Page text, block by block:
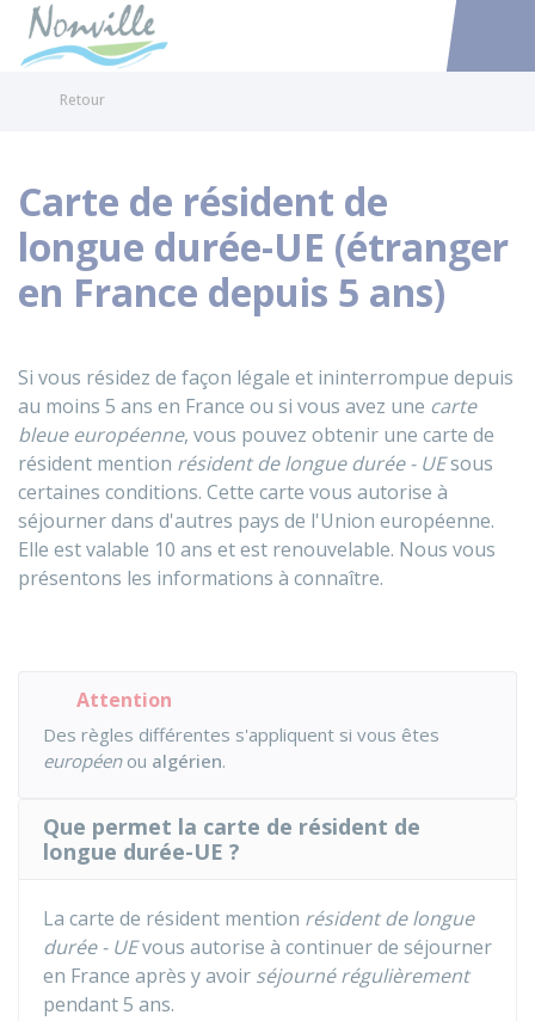
Accéder
Retour
Carte de résident de
longue durée-UE (étranger
en France depuis 5 ans)
Si vous résidez de façon légale et ininterrompue depuis
au moins 5 ans en France ou si vous avez une carte
bleue européenne, vous pouvez obtenir une carte de
résident mention résident de longue durée - UEsous
certaines conditions. Cette carte vous autorise à
séjourner dans d'autres pays de l'Union européenne.
Elle est valable 10 ans et est renouvelable. Nous vous
présentons les informations à connaître.
Attention
Des règles différentes s'appliquent si vous êtes
européenou algérien.
Que permet la carte de résident de
longue durée-UE ?
La carte de résident mention résident de longue
durée - UEvous autorise à continuer de séjourner
en France après y avoir séjourné régulièrement
pendant 5 ans.